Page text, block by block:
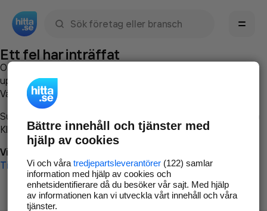
Ett fel har inträffat
Om du vill kan du
uppstod så att vi lättare och snabbare kan avhjälpa det.
Vänligen försök med följande:
Surfa till
Klicka påTillbaka-knappen i webbläsaren och försök igen
Vi beklagar besväret!
Till startsidan
Bättre innehåll och tjänster med
hjälp av cookies
Vi och våra tredjepartsleverantörer(122) samlar
information med hjälp av cookies och
enhetsidentifierare då du besöker vår sajt. Med hjälp
av informationen kan vi utveckla vårt innehåll och våra
tjänster.